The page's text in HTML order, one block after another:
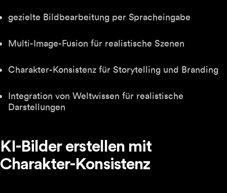
gezielte Bildbearbeitung per Spracheingabe
Multi-Image-Fusion für realistische Szenen
Charakter-Konsistenz für Storytelling und Branding
Integration von Weltwissen für realistische
Darstellungen
KI-Bilder erstellen mit
Charakter-Konsistenz